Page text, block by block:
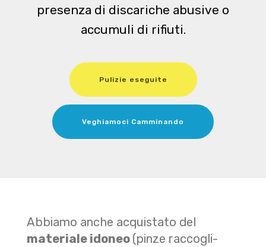
presenza di discariche abusive o
accumuli di rifiuti.
Pulizie eseguite
Veghiamoci Camminando
Abbiamo anche acquistato del
materiale idoneo (pinze raccogli-